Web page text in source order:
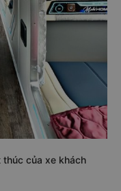
của xe khách